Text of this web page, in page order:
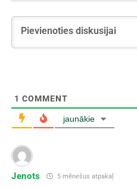
1 COMMENT
jaunākie
Jenots 5 mēnešus atpakaļ